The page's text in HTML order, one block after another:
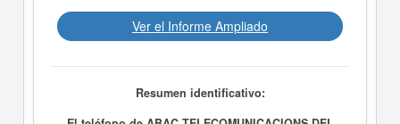
Ver el Informe Ampliado
Resumen identificativo: